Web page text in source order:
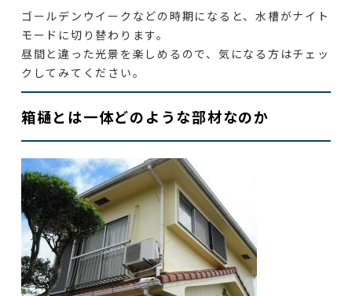
ゴールデンウイークなどの時期になると、水槽がナイト
モードに切り替わります。
昼間と違った光景を楽しめるので、気になる方はチェッ
クしてみてください。
箱樋とは一体どのような部材なのか